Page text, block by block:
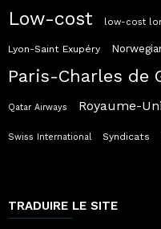
Low-cost low-cost
Lyon-Saint Exupéry
Paris-Charles de
Qatar Airways Royaume-Uni
Swiss International Syndicats
TRADUIRE LE SITE